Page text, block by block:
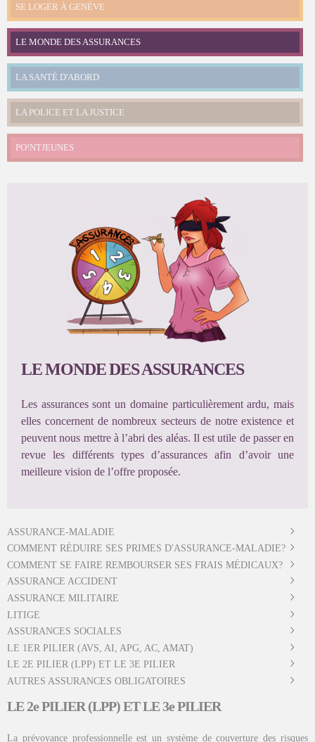
SE LOGER À GENÈVE
LE MONDE DES ASSURANCES
LA SANTÉ D'ABORD
LA POLICE ET LA JUSTICE
PO!NTJEUNES
LE MONDE DES ASSURANCES
Les assurances sont un domaine particulièrement ardu, mais
elles concernent de nombreux secteurs de notre existence et
peuvent nous mettre à l’abri des aléas. Il est utile de passer en
revue les différents types d’assurances afin d’avoir une
meilleure vision de l’offre proposée.
ASSURANCE-MALADIE
COMMENT RÉDUIRE SES PRIMES D'ASSURANCE-MALADIE?
COMMENT SE FAIRE REMBOURSER SES FRAIS MÉDICAUX?
ASSURANCE ACCIDENT
ASSURANCE MILITAIRE
LITIGE
ASSURANCES SOCIALES
LE 1ER PILIER (AVS, AI, APG, AC, AMAT)
LE 2E PILIER (LPP) ET LE 3E PILIER
AUTRES ASSURANCES OBLIGATOIRES
LE 2e PILIER (LPP) ET LE 3e PILIER
La prévoyance professionnelle est un système de couverture des risques